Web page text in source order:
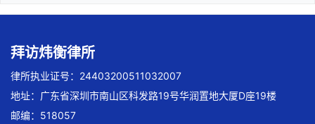
拜访炜衡律所
律所执业证号：24403200511032007
地址：广东省深圳市南山区科发路19号华润置地大厦D座19楼
邮编：518057